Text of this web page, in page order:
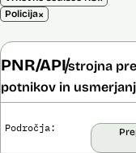
Policija×
PNR/APIstrojna
potnikov in
Področja: